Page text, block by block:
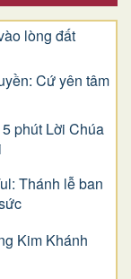
lòng đất
Cứ yên tâm
phút Lời Chúa
Thánh lễ ban
Kim Khánh